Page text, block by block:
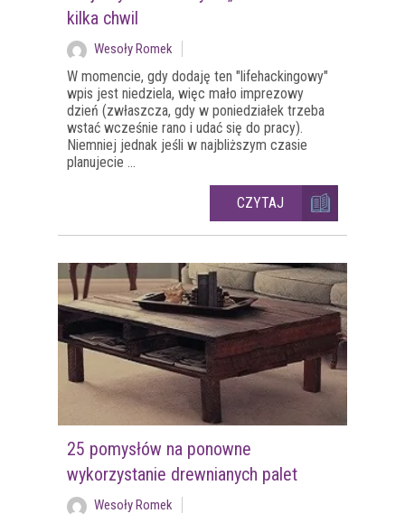
kilka chwil
Wesoły Romek
W momencie, gdy dodaję ten "lifehackingowy"
wpis jest niedziela, więc mało imprezowy
dzień (zwłaszcza, gdy w poniedziałek trzeba
wstać wcześnie rano i udać się do pracy).
Niemniej jednak jeśli w najbliższym czasie
planujecie ...
CZYTAJ
25 pomysłów na ponowne
wykorzystanie drewnianych palet
Wesoły Romek